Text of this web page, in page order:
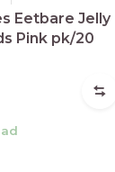
Eetbare Jelly
Pink pk/20